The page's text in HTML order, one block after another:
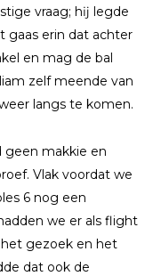
vraag; hĳ legde
gaas erin dat achter
en mag de bal
zelf meende van
langs te komen.
geen makkie en
Vlak voordat we
6 nog een
we er als flight
gezoek en het
dat ook de